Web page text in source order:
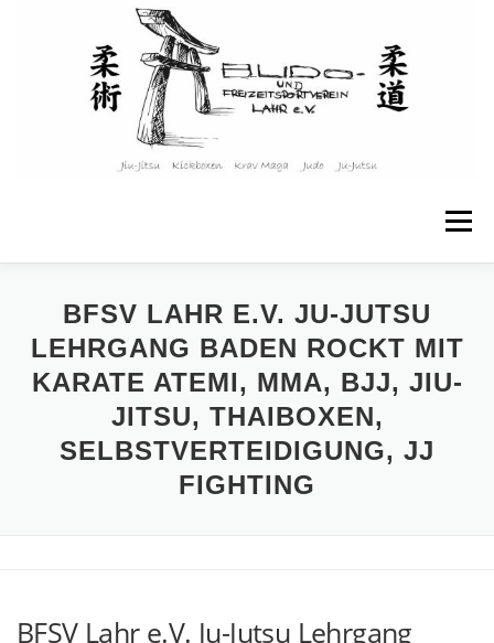
Menü
STARTSEITE ÜBER UNS
ANGEBOTE & KURSE KINDER & JUGENDLICHE
KONTAKT
BFSV LAHR E.V. JU-JUTSU
LEHRGANG BADEN ROCKT MIT
KARATE ATEMI, MMA, BJJ, JIU-
JITSU, THAIBOXEN,
SELBSTVERTEIDIGUNG, JJ
FIGHTING
BFSV Lahr e.V. Ju-Jutsu Lehrgang